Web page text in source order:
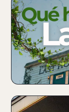
NUEVO
NETFLIX
PARA
07 Aug 2026
Netflix
una casa
NUEVO